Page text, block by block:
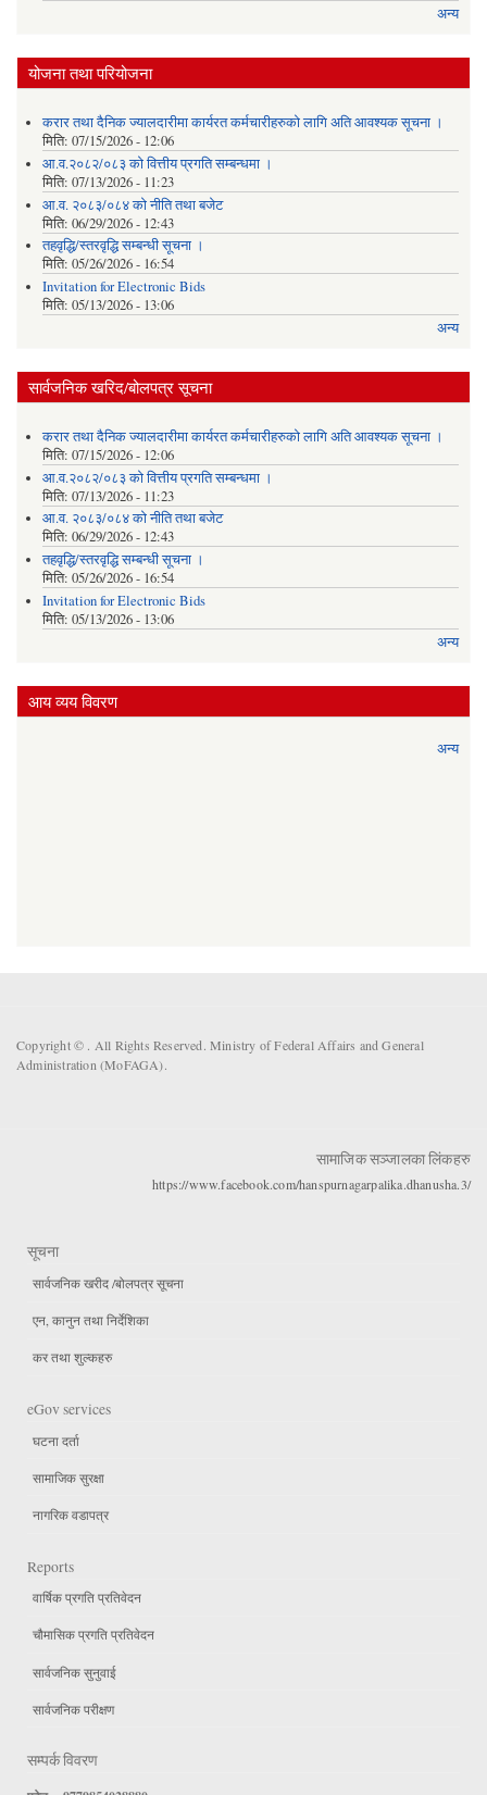
अन्य
योजना तथा परियोजना
करार तथा दैनिक ज्यालदारीमा कार्यरत कर्मचारीहरुको लागि अति आवश्यक सूचना ।
मिति: 07/15/2026 - 12:06
आ.व.२०८२/०८३ को वित्तीय प्रगति सम्बन्धमा ।
मिति: 07/13/2026 - 11:23
आ.व. २०८३/०८४ को नीति तथा बजेट
मिति: 06/29/2026 - 12:43
तहवृद्धि/स्तरवृद्धि सम्बन्धी सूचना ।
मिति: 05/26/2026 - 16:54
Invitation for Electronic Bids
मिति: 05/13/2026 - 13:06
अन्य
सार्वजनिक खरिद/बोलपत्र सूचना
करार तथा दैनिक ज्यालदारीमा कार्यरत कर्मचारीहरुको लागि अति आवश्यक सूचना ।
मिति: 07/15/2026 - 12:06
आ.व.२०८२/०८३ को वित्तीय प्रगति सम्बन्धमा ।
मिति: 07/13/2026 - 11:23
आ.व. २०८३/०८४ को नीति तथा बजेट
मिति: 06/29/2026 - 12:43
तहवृद्धि/स्तरवृद्धि सम्बन्धी सूचना ।
मिति: 05/26/2026 - 16:54
Invitation for Electronic Bids
मिति: 05/13/2026 - 13:06
अन्य
आय व्यय विवरण
अन्य
Copyright © . All Rights Reserved. Ministry of Federal Affairs and General
Administration (MoFAGA).
सामाजिक सञ्जालका लिंकहरु
https://www.facebook.com/hanspurnagarpalika.dhanusha.3/
सूचना
सार्वजनिक खरीद /बोलपत्र सूचना
एन, कानुन तथा निर्देशिका
कर तथा शुल्कहरु
eGov services
घटना दर्ता
सामाजिक सुरक्षा
नागरिक वडापत्र
Reports
वार्षिक प्रगति प्रतिवेदन
चौमासिक प्रगति प्रतिवेदन
सार्वजनिक सुनुवाई
सार्वजनिक परीक्षण
सम्पर्क विवरण